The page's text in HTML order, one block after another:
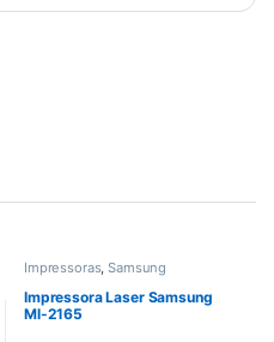
Impressoras,Samsung
Impressora Laser Samsung
Ml-2165